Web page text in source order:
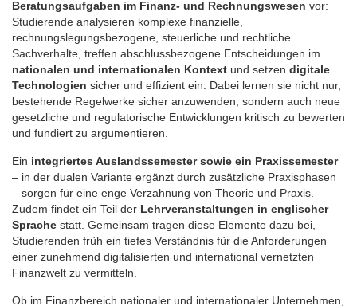
Beratungsaufgaben im Finanz- und Rechnungswesen vor:
Studierende analysieren komplexe finanzielle,
rechnungslegungsbezogene, steuerliche und rechtliche
Sachverhalte, treffen abschlussbezogene Entscheidungen im
nationalen und internationalen Kontext und setzen digitale
Technologien sicher und effizient ein. Dabei lernen sie nicht nur,
bestehende Regelwerke sicher anzuwenden, sondern auch neue
gesetzliche und regulatorische Entwicklungen kritisch zu bewerten
und fundiert zu argumentieren.
Ein integriertes Auslandssemestersowie ein Praxissemester
– in der dualen Variante ergänzt durch zusätzliche Praxisphasen
– sorgen für eine enge Verzahnung von Theorie und Praxis.
Zudem findet ein Teil der Lehrveranstaltungen in englischer
Sprache statt. Gemeinsam tragen diese Elemente dazu bei,
Studierenden früh ein tiefes Verständnis für die Anforderungen
einer zunehmend digitalisierten und international vernetzten
Finanzwelt zu vermitteln.
Ob im Finanzbereich nationaler und internationaler Unternehmen,